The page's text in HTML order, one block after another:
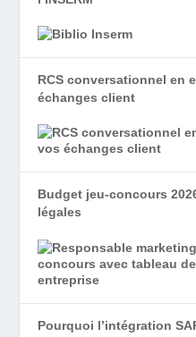
RCS conversationnel en
échanges client
Budget jeu-concours
légales
Pourquoi l’intégration